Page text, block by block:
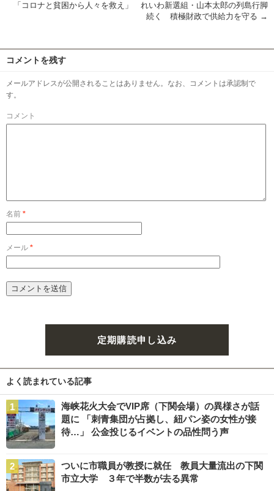
「コロナと貧困から人々を救え」 れいわ新選組・山本太郎の列島行脚
続く 積極財政で供給力を守る →
コメントを残す
メールアドレスが公開されることはありません。なお、コメントは承認制で
す。
コメント
名前 *
メール *
定期購読申し込み
よく読まれている記事
海峡花火大会でVIP席（下関会場）の異様さが話
題に 「刺青集団が占拠し、紐パン姿の女性が接
待…」 公金投じるイベントの品性問う声
ついに市職員が教授に就任 教員大量流出の下関
市立大学 ３年で半数が去る異常